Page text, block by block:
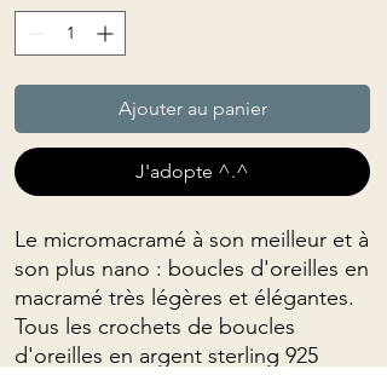
Ajouter au panier
J'adopte ^.^
Le micromacramé à son meilleur et à
son plus nano : boucles d'oreilles en
macramé très légères et élégantes.
Tous les crochets de boucles
d'oreilles en argent sterling 925